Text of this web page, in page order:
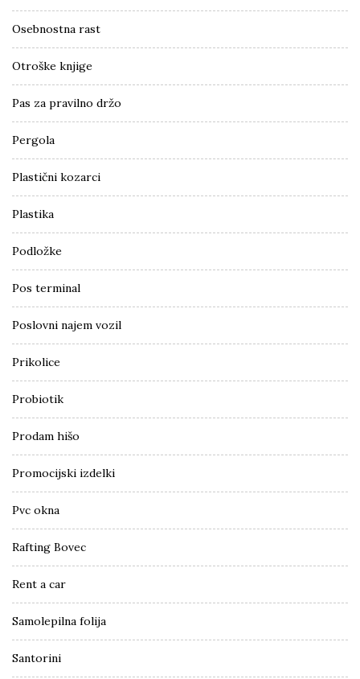
Osebnostna rast
Otroške knjige
Pas za pravilno držo
Pergola
Plastični kozarci
Plastika
Podložke
Pos terminal
Poslovni najem vozil
Prikolice
Probiotik
Prodam hišo
Promocijski izdelki
Pvc okna
Rafting Bovec
Rent a car
Samolepilna folija
Santorini